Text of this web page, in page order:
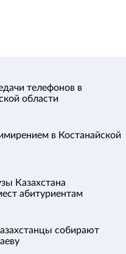
телефонов в
области
в Костанайской
Казахстана
абитуриентам
собирают